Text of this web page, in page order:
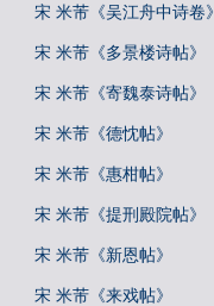
宋 米芾《吴江舟中诗卷》
宋 米芾《多景楼诗帖》
宋 米芾《寄魏泰诗帖》
宋 米芾《德忱帖》
宋 米芾《惠柑帖》
宋 米芾《提刑殿院帖》
宋 米芾《新恩帖》
宋 米芾《来戏帖》